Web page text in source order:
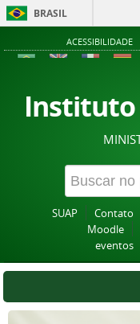
BRASIL
ACESSIBILIDADE
Instituto
SUAP Contato
Moodle
eventos